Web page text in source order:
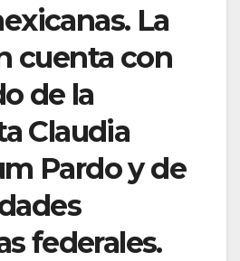
La
cuenta con
de la
Claudia
Pardo y de
federales.